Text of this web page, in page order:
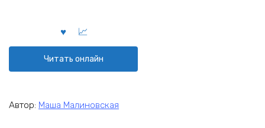
Читать онлайн
Автор: Маша Малиновская